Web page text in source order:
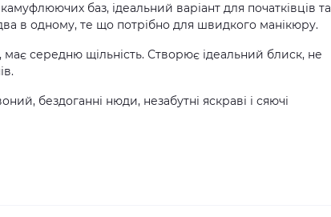
баз, ідеальний варіант для початківців та
в одному, те що потрібно для швидкого манікюру.
має середню щільність. Створює ідеальний блиск, не
бездоганні нюди, незабутні яскраві і сяючі